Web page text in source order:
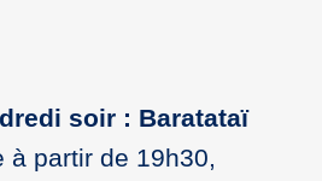
soir : Baratataï
à partir de 19h30,